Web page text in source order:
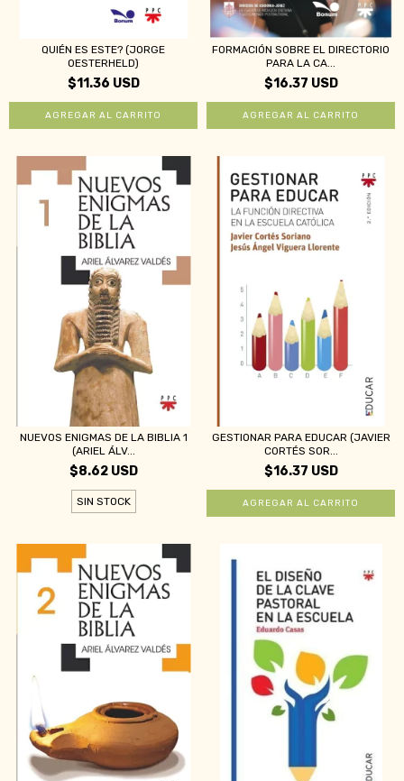
QUIÉN ES ESTE? (JORGE
OESTERHELD)
$11.36 USD
FORMACIÓN SOBRE EL DIRECTORIO
PARA LA CA...
$16.37 USD
NUEVOS ENIGMAS DE LA BIBLIA 1
(ARIEL ÁLV...
$8.62 USD
SIN STOCK
GESTIONAR PARA EDUCAR (JAVIER
CORTÉS SOR...
$16.37 USD